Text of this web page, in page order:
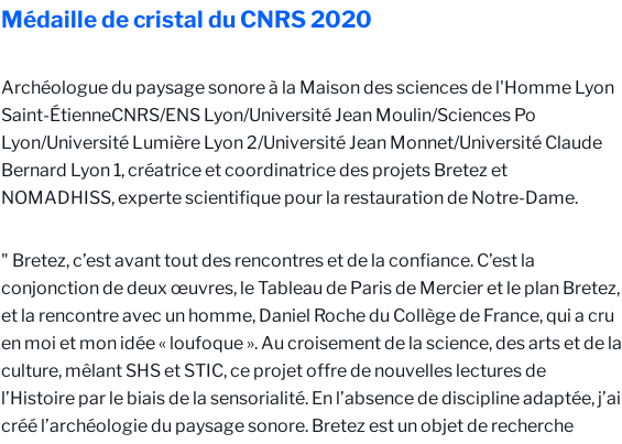
Médaille de cristal du CNRS2020
Archéologue du paysage sonore à la Maison des sciences de l'Homme Lyon
Saint-ÉtienneCNRS/ENS Lyon/Université Jean Moulin/Sciences Po
Lyon/Université Lumière Lyon 2/Université Jean Monnet/Université Claude
Bernard Lyon 1, créatrice et coordinatrice des projets Bretez et
NOMADHISS, experte scientifique pour la restauration de Notre-Dame.
" Bretez, c’est avant tout des rencontres et de la confiance. C’est la
conjonction de deux œuvres, le Tableau de Paris de Mercier et le plan Bretez,
et la rencontre avec un homme, Daniel Roche du Collège de France, qui a cru
en moi et mon idée « loufoque ». Au croisement de la science, des arts et de la
culture, mêlant SHS et STIC, ce projet offre de nouvelles lectures de
l’Histoire par le biais de la sensorialité. En l’absence de discipline adaptée, j’ai
créé l’archéologie du paysage sonore. Bretez est un objet de recherche